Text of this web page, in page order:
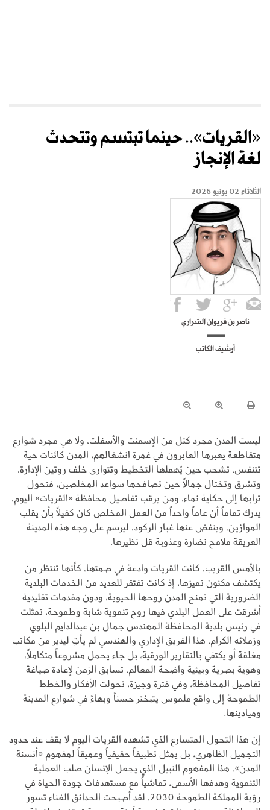
«القريات».. حينما تبتسم وتتحدث
لغة الإنجاز
الثلاثاء 02 يونيو 2026
ناصر بن فريوان الشراري
أرشيف الكاتب
ليست المدن مجرد كتل من الإسمنت والأسفلت، ولا هي مجرد شوارع
متقاطعة يعبرها العابرون في غمرة انشغالهم، المدن كائنات حية
تتنفس، تشحب حين يُهملها التخطيط وتتوارى خلف روتين الإدارة،
وتشرق وتختال جمالاً حين تصافحها سواعد المخلصين، فتحول
ترابها إلى حكاية نماء، ومن يرقب تفاصيل محافظة «القريات» اليوم،
يدرك تماماً أن عاماً واحداً من العمل المخلص كان كفيلاً بأن يقلب
الموازين، وينفض عنها غبار الركود، ليرسم على وجه هذه المدينة
العريقة ملامح نضارة وعذوبة قل نظيرها.
بالأمس القريب، كانت القريات وادعة في صمتها، كأنها تنتظر من
يكتشف مكنون تميزها، إذ كانت تفتقر للعديد من الخدمات البلدية
الضرورية التي تمنح المدن روحها الحيوية، ودون مقدمات تقليدية
أشرقت على العمل البلدي فيها روح تنموية شابة وطموحة، تمثلت
في رئيس بلدية المحافظة المهندس جمال بن عبدالدايم البلوي
وزملائه الكرام، هذا الفريق الإداري والهندسي لم يأتِ ليدير من مكاتب
مغلقة أو يكتفي بالتقارير الورقية، بل جاء يحمل مشروعاً متكاملاً،
وهوية بصرية وبيئية واضحة المعالم، تسابق الزمن لإعادة صياغة
تفاصيل المحافظة، وفي فترة وجيزة، تحولت الأفكار والخطط
الطموحة إلى واقع ملموس يتبختر حسناً وبهاءً في شوارع المدينة
وميادينها.
إن هذا التحول المتسارع الذي تشهده القريات اليوم لا يقف عند حدود
التجميل الظاهري، بل يمثل تطبيقاً حقيقياً وعميقاً لمفهوم «أنسنة
المدن»، هذا المفهوم النبيل الذي يجعل الإنسان صلب العملية
التنموية وهدفها الأسمى، تماشياً مع مستهدفات جودة الحياة في
رؤية المملكة الطموحة 2030، لقد أصبحت الحدائق الغناء تسور